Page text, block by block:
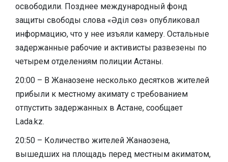
освободили. Позднее международный фонд
защиты свободы слова «Әділ сөз» опубликовал
информацию, что у нее изъяли камеру. Остальные
задержанные рабочие и активисты развезены по
четырем отделениям полиции Астаны.
20:00 – В Жанаозене несколько десятков жителей
прибыли к местному акимату с требованием
отпустить задержанных в Астане, сообщает
Lada.kz.
20:50 – Количество жителей Жанаозена,
вышедших на площадь перед местным акиматом,